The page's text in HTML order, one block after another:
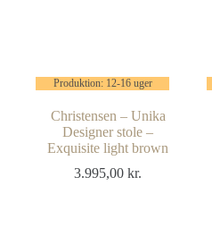
Produktion: 12-16 uger
Christensen – Unika
Designer stole –
Exquisite light brown
3.995,00kr.